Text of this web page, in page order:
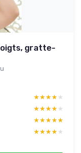
gratte-
★★★★★
★★★★★
★★★★★
★★★★★
★★★★★
★★★★★
★★★★★
★★★★★